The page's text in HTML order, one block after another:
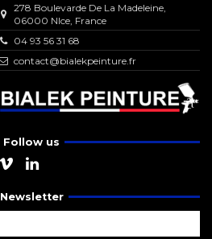
278 Boulevarde De La Madeleine,
06000 NIce, France
04 93 56 31 68
contact@bialekpeinture.fr
Follow us
Newsletter